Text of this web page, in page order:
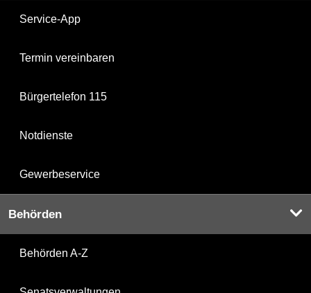
Service-App
Termin vereinbaren
Bürgertelefon 115
Notdienste
Gewerbeservice
Behörden
Behörden A-Z